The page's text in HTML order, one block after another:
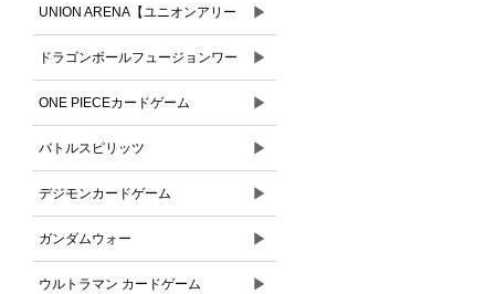
UNION ARENA【ユニオンアリー
ナ】
▶
ドラゴンボールフュージョンワー
ルド
▶
ONE PIECEカードゲーム ▶
バトルスピリッツ ▶
デジモンカードゲーム ▶
ガンダムウォー ▶
ウルトラマン カードゲーム ▶